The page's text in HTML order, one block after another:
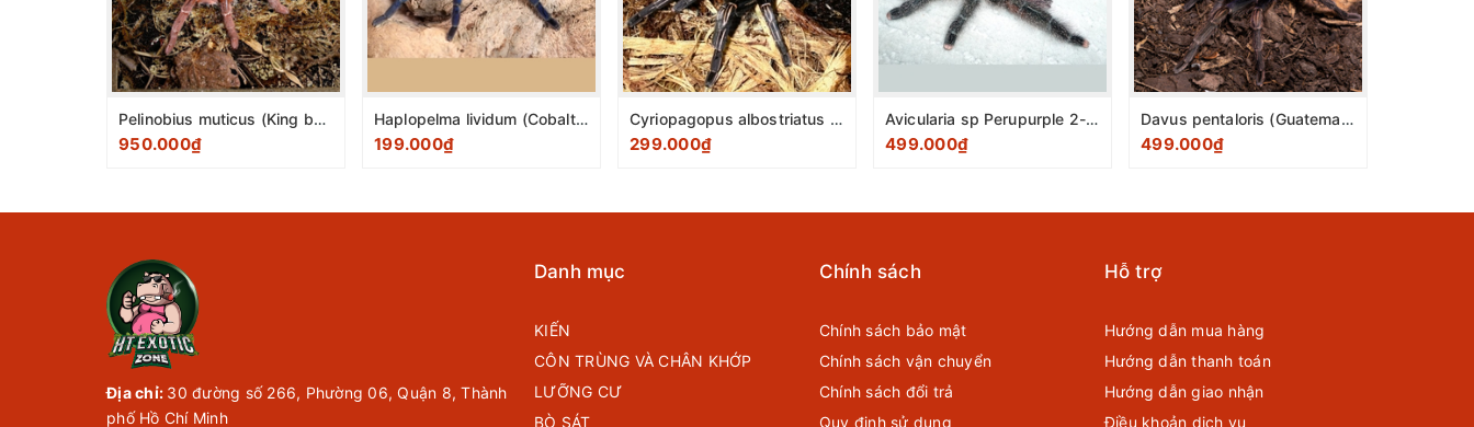
Pelinobius muticus (King baboon spider) 1-2cm
950.000₫
Haplopelma lividum (Cobalt Blue Tarantula) 2-3cm
199.000₫
Cyriopagopus albostriatus ( Thailand zebra tarantula ) 2cm
299.000₫
Avicularia sp Perupurple 2-3cm
499.000₫
Davus pentaloris (Guatemalan Tiger Rump Tarantula) size 1-2cm
499.000₫
Địa chỉ: 30 đường số 266, Phường 06, Quận 8, Thành
phố Hồ Chí Minh
Danh mục
KIẾN
CÔN TRÙNG VÀ CHÂN KHỚP
LƯỠNG CƯ
BÒ SÁT
Chính sách
Chính sách bảo mật
Chính sách vận chuyển
Chính sách đổi trả
Quy định sử dụng
Hỗ trợ
Hướng dẫn mua hàng
Hướng dẫn thanh toán
Hướng dẫn giao nhận
Điều khoản dịch vụ